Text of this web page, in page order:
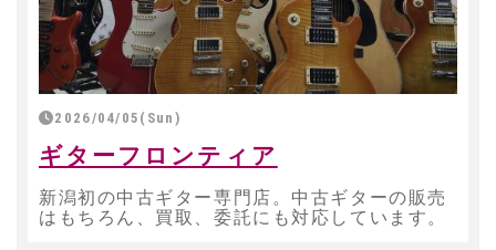
2026/04/05(Sun)
ギターフロンティア
新潟初の中古ギター専門店。中古ギターの販売
はもちろん、買取、委託にも対応しています。